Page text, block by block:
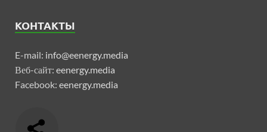
КОНТАКТЫ
E-mail: info@eenergy.media
Веб-сайт: eenergy.media
Facebook: eenergy.media